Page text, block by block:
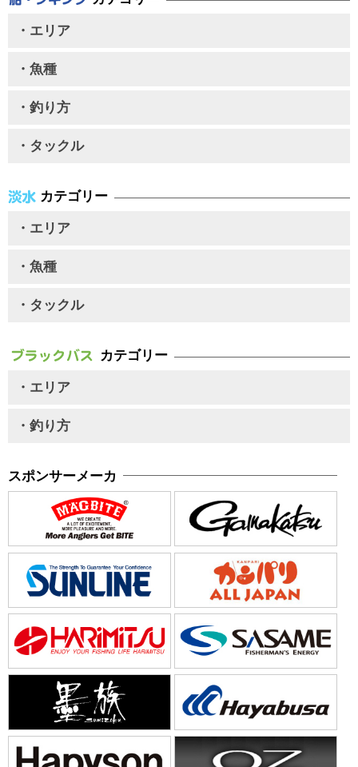
・エリア
・魚種
・釣り方
・タックル
カテゴリー
・エリア
・魚種
・タックル
カテゴリー
・エリア
・釣り方
スポンサーメーカ